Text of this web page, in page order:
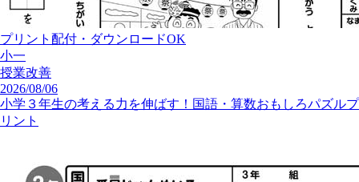
プリント配付・ダウンロードOK
小一
授業改善
2026/08/06
小学３年生の考える力を伸ばす！国語・算数おもしろパズルプ
リント